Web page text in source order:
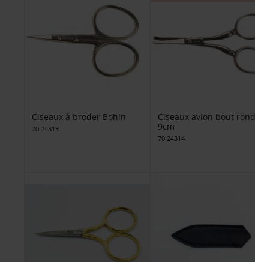
Ciseaux à broder Bohin
70 24313
Ciseaux avion bout rond
9cm
70 24314